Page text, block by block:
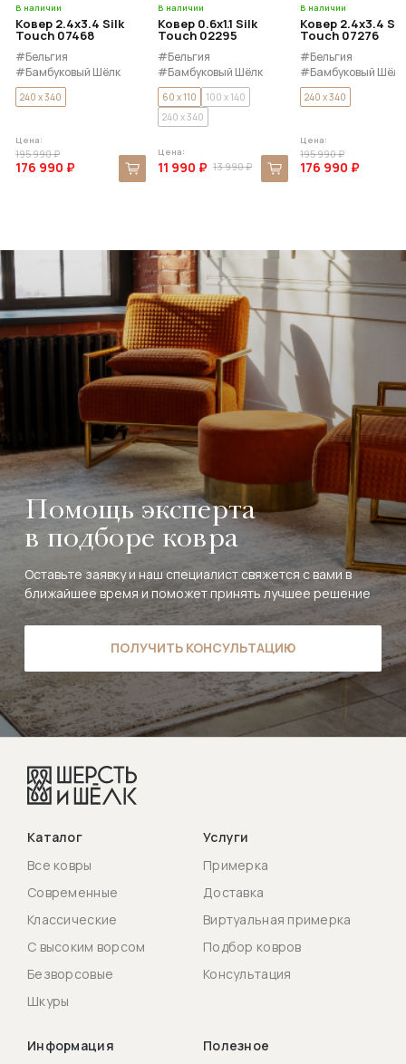
В наличии
Ковер 2.4x3.4 Silk
Touch 07468
#Бельгия
#Бамбуковый Шёлк
240 x 340
Цена:
195 990 ₽
176 990 ₽
В наличии
Ковер 0.6x1.1 Silk
Touch 02295
#Бельгия
#Бамбуковый Шёлк
60 x 110
100 x 140
240 x 340
Цена:
13 990 ₽
11 990 ₽
В наличии
Ковер 2.4x3.4
Touch 07276
#Бельгия
#Бамбуковый Шёлк
240 x 340
Цена:
195 990 ₽
176 990 ₽
Помощь эксперта
в подборе ковра
Оставьте заявку и наш специалист свяжется с вами в
ближайшее время и поможет принять лучшее решение
ПОЛУЧИТЬ КОНСУЛЬТАЦИЮ
Каталог
Все ковры
Современные
Классические
С высоким ворсом
Безворсовые
Шкуры
Услуги
Примерка
Доставка
Виртуальная примерка
Подбор ковров
Консультация
Информация
Полезное